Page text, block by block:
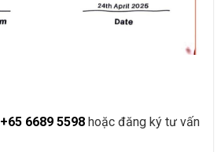
+65 6689 5598 hoặc đăng ký tư vấn